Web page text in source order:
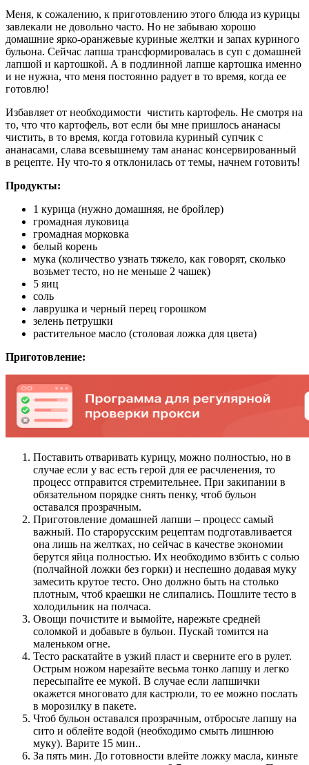
Меня, к сожалению, к приготовлению этого блюда из курицы
завлекали не довольно часто. Но не забываю хорошо
домашние ярко-оранжевые куриные желтки и запах куриного
бульона. Сейчас лапша трансформировалась в суп с домашней
лапшой и картошкой. А в подлинной лапше картошка именно
и не нужна, что меня постоянно радует в то время, когда ее
готовлю!
Избавляет от необходимости чистить картофель. Не смотря на
то, что что картофель, вот если бы мне пришлось ананасы
чистить, в то время, когда готовила куриный супчик с
ананасами, слава всевышнему там ананас консервированный
в рецепте. Ну что-то я отклонилась от темы, начнем готовить!
Продукты:
1 курица (нужно домашняя, не бройлер)
громадная луковица
громадная морковка
белый корень
мука (количество узнать тяжело, как говорят, сколько
возьмет тесто, но не меньше 2 чашек)
5 яиц
соль
лаврушка и черный перец горошком
зелень петрушки
растительное масло (столовая ложка для цвета)
Приготовление:
Поставить отваривать курицу, можно полностью, но в
случае если у вас есть герой для ее расчленения, то
процесс отправится стремительнее. При закипании в
обязательном порядке снять пенку, чтоб бульон
оставался прозрачным.
Приготовление домашней лапши – процесс самый
важный. По старорусским рецептам подготавливается
она лишь на желтках, но сейчас в качестве экономии
берутся яйца полностью. Их необходимо взбить с солью
(полчайной ложки без горки) и неспешно додавая муку
замесить крутое тесто. Оно должно быть на столько
плотным, чтоб краешки не слипались. Пошлите тесто в
холодильник на полчаса.
Овощи почистите и вымойте, нарежьте средней
соломкой и добавьте в бульон. Пускай томится на
маленьком огне.
Тесто раскатайте в узкий пласт и сверните его в рулет.
Острым ножом нарезайте весьма тонко лапшу и легко
пересыпайте ее мукой. В случае если лапшички
окажется многовато для кастрюли, то ее можно послать
в морозилку в пакете.
Чтоб бульон оставался прозрачным, отбросьте лапшу на
сито и облейте водой (необходимо смыть лишнюю
муку). Варите 15 мин..
За пять мин. До готовности влейте ложку масла, киньте